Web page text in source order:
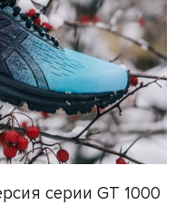
серии GT 1000